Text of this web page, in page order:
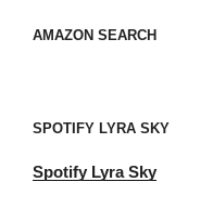
your
AMAZON SEARCH
SPOTIFY LYRA SKY
Spotify Lyra Sky